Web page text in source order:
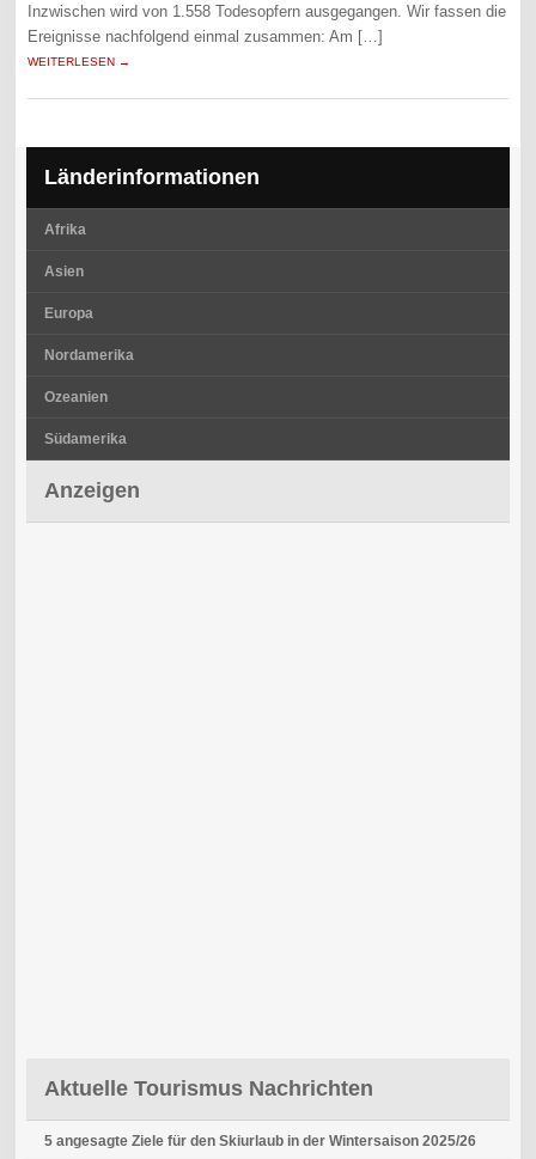
Inzwischen wird von 1.558 Todesopfern ausgegangen. Wir fassen die
Ereignisse nachfolgend einmal zusammen: Am […]
WEITERLESEN →
Länderinformationen
Afrika
Asien
Europa
Nordamerika
Ozeanien
Südamerika
Anzeigen
Aktuelle Tourismus Nachrichten
5 angesagte Ziele für den Skiurlaub in der Wintersaison 2025/26